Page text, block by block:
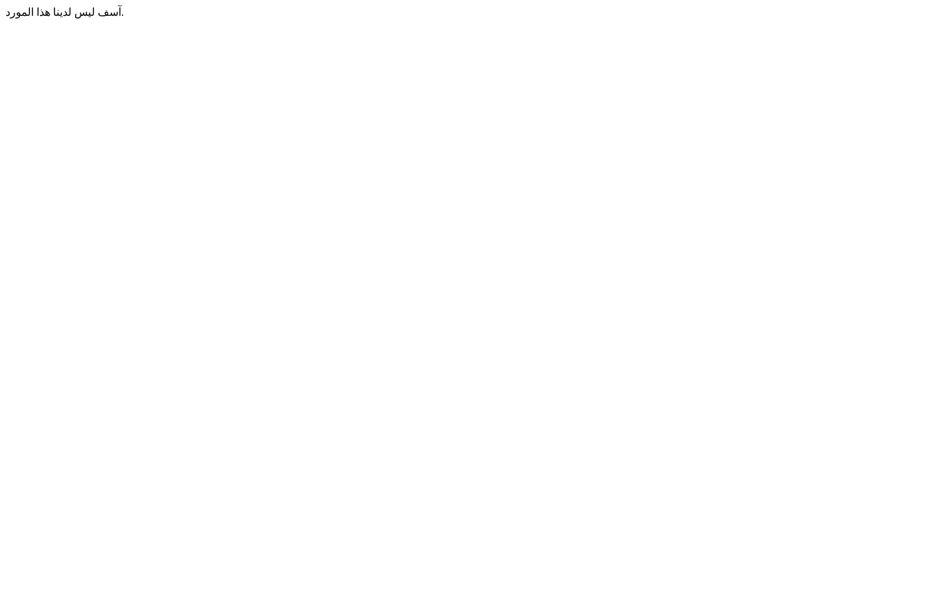
آسف ليس لدينا هذا المورد.